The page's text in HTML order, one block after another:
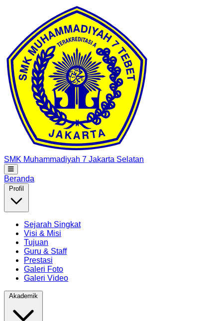
SMK Muhammadiyah 7 Jakarta Selatan
Beranda
Sejarah Singkat
Visi & Misi
Tujuan
Guru & Staff
Prestasi
Galeri Foto
Galeri Video